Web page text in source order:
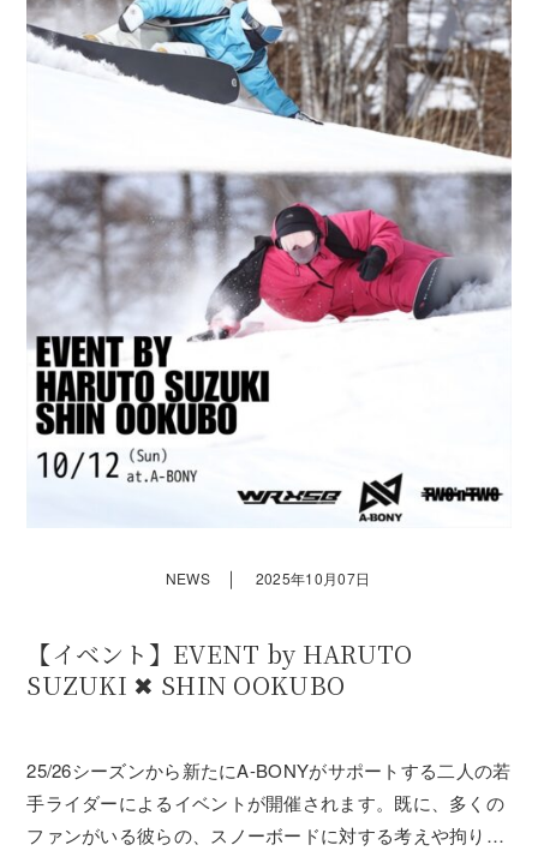
NEWS ｜ 2025年10月07日
【イベント】EVENT by HARUTO
SUZUKI ✖︎ SHIN OOKUBO
25/26シーズンから新たにA-BONYがサポートする二人の若
手ライダーによるイベントが開催されます。既に、多くの
ファンがいる彼らの、スノーボードに対する考えや拘り等